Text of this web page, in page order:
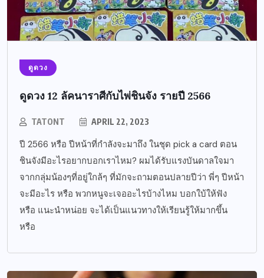
ดูดวง
ดูดวง 12 ลัคนาราศีกับไพ่ชินจัง รายปี 2566
TATONT APRIL 22, 2023
ปี 2566 หรือ ปีหน้าที่กำลังจะมาถึง ในชุด pick a card ตอน
ชินจังมีอะไรอยากบอกเราไหม? ผมได้รับแรงบันดาลใจมา
จากกลุ่มน้องๆที่อยู่ใกล้ๆ ที่มักจะถามตอนปลายปีว่า พี่ๆ ปีหน้า
จะมีอะไร หรือ พวกหนูจะเจออะไรบ้างไหม บอกใบ้ให้ฟัง
หรือ แนะนำหน่อย จะได้เป็นแนวทางให้เรียนรู้ให้มากขึ้น
หรือ